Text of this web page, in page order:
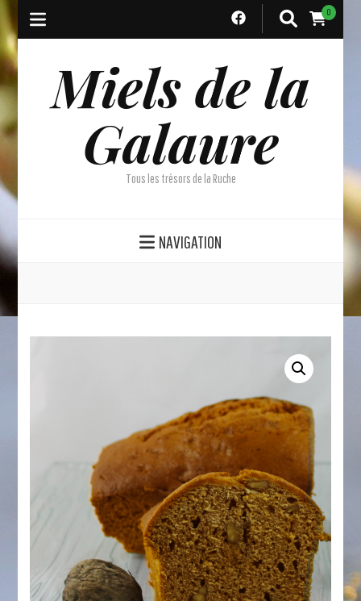
0
Miels de la
Galaure
Tous les trésors de la Ruche
NAVIGATION